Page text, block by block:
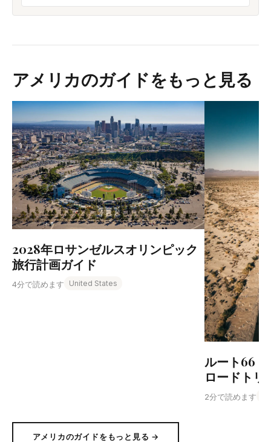
アメリカのガイドをもっと見る
2028年ロサンゼルスオリンピック
旅行計画ガイド
4分で読めます United States
ルート66
ロードトリ
2分で読めます
アメリカのガイドをもっと見る →